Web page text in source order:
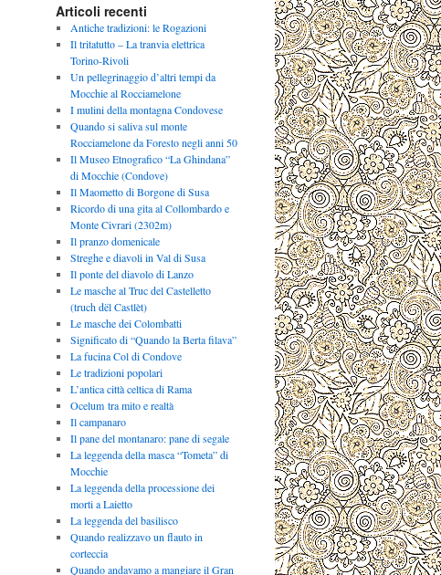
Articoli recenti
Antiche tradizioni: le Rogazioni
Il tritatutto – La tranvia elettrica
Torino-Rivoli
Un pellegrinaggio d’altri tempi da
Mocchie al Rocciamelone
I mulini della montagna Condovese
Quando si saliva sul monte
Rocciamelone da Foresto negli anni 50
Il Museo Etnografico “La Ghindana”
di Mocchie (Condove)
Il Maometto di Borgone di Susa
Ricordo di una gita al Collombardo e
Monte Civrari (2302m)
Il pranzo domenicale
Streghe e diavoli in Val di Susa
Il ponte del diavolo di Lanzo
Le masche al Truc del Castelletto
(truch dël Castlèt)
Le masche dei Colombatti
Significato di “Quando la Berta filava”
La fucina Col di Condove
Le tradizioni popolari
L’antica città celtica di Rama
Ocelum tra mito e realtà
Il campanaro
Il pane del montanaro: pane di segale
La leggenda della masca “Tometa” di
Mocchie
La leggenda della processione dei
morti a Laietto
La leggenda del basilisco
Quando realizzavo un flauto in
corteccia
Quando andavamo a mangiare il Gran